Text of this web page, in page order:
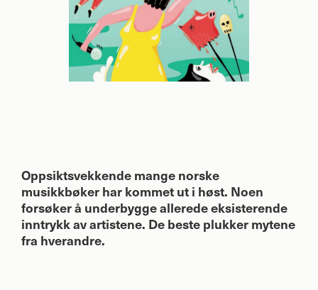
Oppsiktsvekkende mange norske
musikkbøker har kommet ut i høst. Noen
forsøker å underbygge allerede eksisterende
inntrykk av artistene. De beste plukker mytene
fra hverandre.